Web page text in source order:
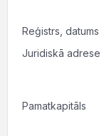
Reģistrs, datums
Juridiskā adrese
Pamatkapitāls